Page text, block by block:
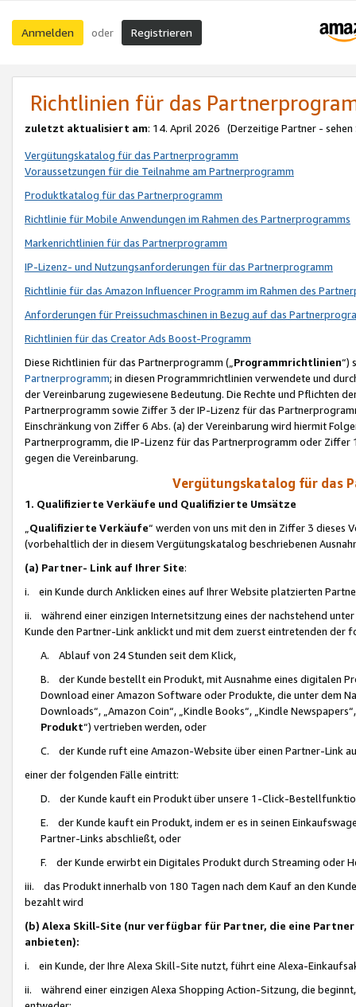
Anmelden oder Registrieren
Richtlinien für das
zuletzt aktualisiert am: 14. April 2026 (Derzeitige Partner - sehen
Vergütungskatalog für das Partnerprogramm
Voraussetzungen für die Teilnahme am Partnerprogramm
Produktkatalog für das Partnerprogramm
Richtlinie für Mobile Anwendungen im Rahmen des Partnerprogramms
Markenrichtlinien für das Partnerprogramm
IP-Lizenz- und Nutzungsanforderungen für das Partnerprogramm
Richtlinie für das Amazon Influencer Programm im Rahmen des
Anforderungen für Preissuchmaschinen in Bezug auf das
Richtlinien für das Creator Ads Boost-Programm
Diese Richtlinien für das Partnerprogramm („Programmrichtlinien“)
Partnerprogramm; in diesen Programmrichtlinien verwendete und
der Vereinbarung zugewiesene Bedeutung. Die Rechte und Pflichten
Partnerprogramm sowie Ziffer 3 der IP-Lizenz für das
Einschränkung von Ziffer 6 Abs. (a) der Vereinbarung wird hiermit
Partnerprogramm, die IP-Lizenz für das Partnerprogramm oder
gegen die Vereinbarung.
Vergütungskatalog für das
1. Qualifizierte Verkäufe und Qualifizierte Umsätze
Qualifizierte Verkäufe“ werden von uns mit den in Ziffer 3
(vorbehaltlich der in diesem Vergütungskatalog beschriebenen
(a) Partner- Link auf Ihrer Site:
i. ein Kunde durch Anklicken eines auf Ihrer Website platzierten
ii. während einer einzigen Internetsitzung eines der nachstehend
Kunde den Partner-Link anklickt und mit dem zuerst eintretenden der
A. Ablauf von 24 Stunden seit dem Klick,
B. der Kunde bestellt ein Produkt, mit Ausnahme eines digitalen
Download einer Amazon Software oder Produkte, die unter dem
Downloads“, „Amazon Coin“, „Kindle Books“, „Kindle
Produkt“) vertrieben werden, oder
C. der Kunde ruft eine Amazon-Website über einen Partner-Link
einer der folgenden Fälle eintritt:
D. der Kunde kauft ein Produkt über unsere 1-Click-
E. der Kunde kauft ein Produkt, indem er es in seinen
Partner-Links abschließt, oder
F. der Kunde erwirbt ein Digitales Produkt durch Streaming oder
iii. das Produkt innerhalb von 180 Tagen nach dem Kauf an den
bezahlt wird
(b) Alexa Skill-Site (nur verfügbar für Partner, die eine
anbieten):
i. ein Kunde, der Ihre Alexa Skill-Site nutzt, führt eine Alexa-
ii. während einer einzigen Alexa Shopping Action-Sitzung, die